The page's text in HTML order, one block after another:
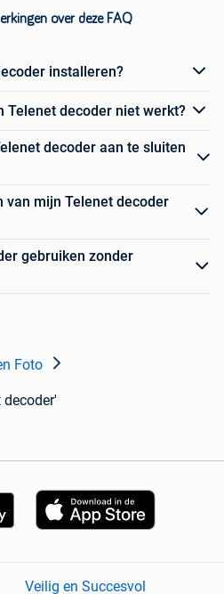
over deze FAQ
installeren?
Telenet decoder niet werkt?
decoder aan te sluiten
van mijn Telenet decoder
gebruiken zonder
Foto
Veilig en Succesvol